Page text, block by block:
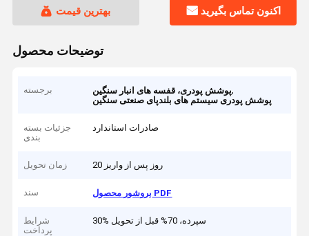
بهترین قیمت اکنون تماس بگیرید
توضیحات محصول
برجسته پوشش پودری، قفسه های انبار سنگین,
پوشش پودری سیستم های بلندپای صنعتی سنگین
جزئیات بسته
بندی
صادرات استاندارد
زمان تحویل 20 روز پس از واریز
سند بروشور محصول PDF
شرایط
پرداخت
30% سپرده، 70% قبل از تحویل